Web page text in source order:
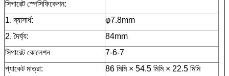
সিগারেট স্পেসিফিকেশন:
1. ব্যাসার্ধ:
φ7.8mm
2. দৈর্ঘ্য:
84mm
সিগারেট কোলেশন
7-6-7
প্যাকেট মাত্রা:
86 মিমি × 54.5 মিমি × 22.5 মিমি